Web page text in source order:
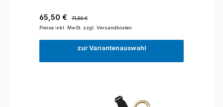
Verkaufspreis:
65,50 €
71,50 €
Preise inkl. MwSt. zzgl. Versandkosten
zur Variantenauswahl